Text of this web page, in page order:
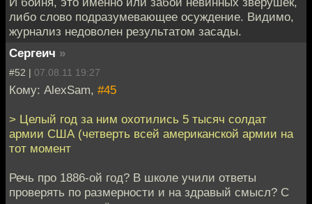
либо слово подразумевающее осуждение. Видимо,
журнализ недоволен результатом засады.
Сергеич »
#52 | 07.08.11 19:27
Кому: AlexSam, #45
> Целый год за ним охотились 5 тысяч солдат
армии США (четверть всей американской армии на
тот момент
Речь про 1886-ой год? В школе учили ответы
проверять по размерности и на здравый смысл? С